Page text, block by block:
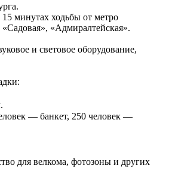
минутах ходьбы от метро
«Адмиралтейская».
и световое оборудование,
— банкет, 250 человек —
для велкома, фотозоны и других